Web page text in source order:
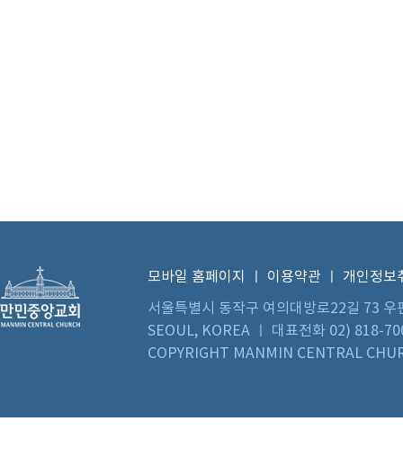
모바일 홈페이지 이용약관
개인정보
서울특별시 동작구 여의대방로22길 73
SEOUL, KOREA ㅣ 대표전화 02) 818-
COPYRIGHT MANMIN CENTRAL